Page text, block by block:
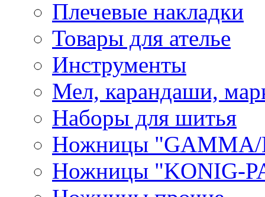
Плечевые накладки
Товары для ателье
Инструменты
Мел, карандаши,
Наборы для шитья
Ножницы "GAMMA/
Ножницы "KONIG-